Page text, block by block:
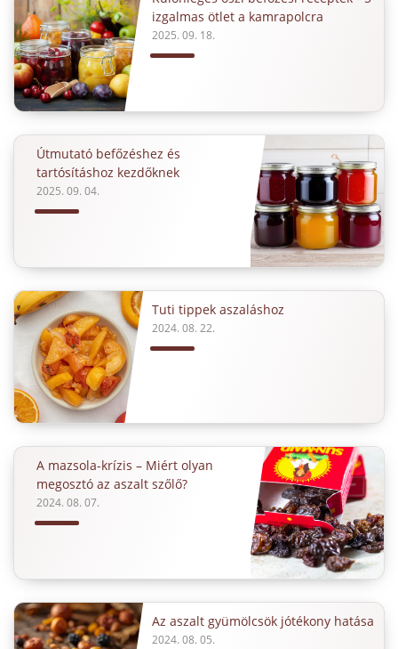
izgalmas ötlet a kamrapolcra
2025. 09. 18.
Útmutató befőzéshez és
tartósításhoz kezdőknek
2025. 09. 04.
Tuti tippek aszaláshoz
2024. 08. 22.
A mazsola-krízis – Miért olyan
megosztó az aszalt szőlő?
2024. 08. 07.
Az aszalt gyümölcsök jótékony hatása
2024. 08. 05.